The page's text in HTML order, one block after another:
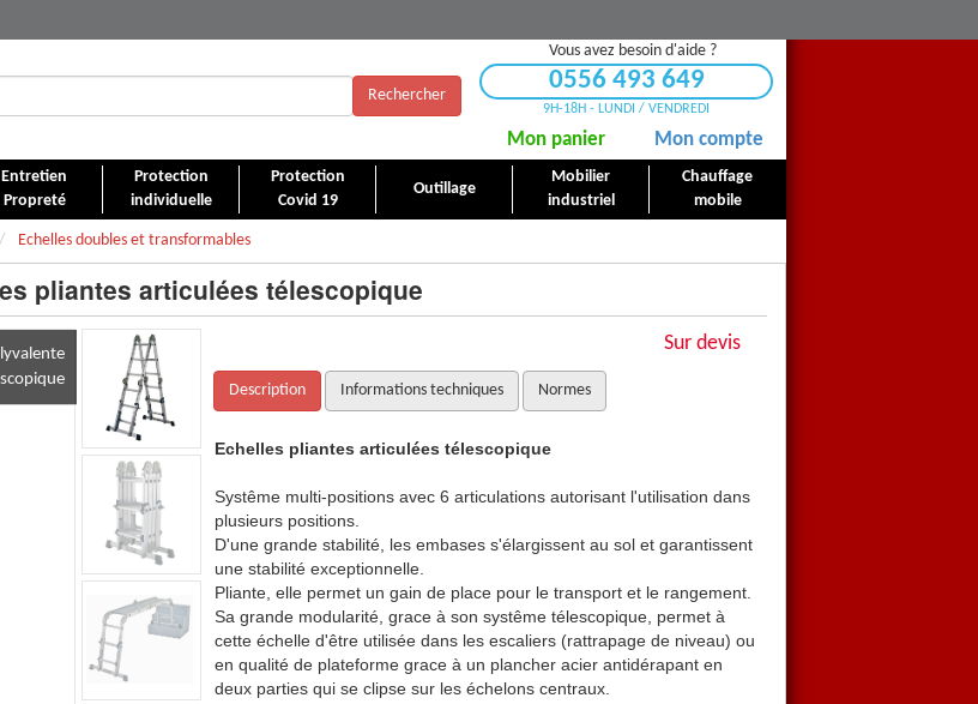
Rechercher
Vous avez besoin d'aide ?
0556 493 649
9H-18H - LUNDI / VENDREDI
Mon panier Mon compte
Entretien
Propreté
Protection
individuelle
Protection
Covid 19
Outillage
Mobilier
industriel
Chauffage
mobile
Echelles doubles et transformables
pliantes articulées télescopique
Sur devis
Description Informations techniques Normes
l'utilisation dans
au sol et garantissent
et le rangement.
permet à
(rattrapage de niveau) ou
acier antidérapant en
Echelles pliantes articulées télescopique
Systême multi-positions avec 6 articulations autorisant l'utilisation dans
plusieurs positions.
D'une grande stabilité, les embases s'élargissent au sol et garantissent
une stabilité exceptionnelle.
Pliante, elle permet un gain de place pour le transport et le rangement.
Sa grande modularité, grace à son systême télescopique, permet à
cette échelle d'être utilisée dans les escaliers (rattrapage de niveau) ou
en qualité de plateforme grace à un plancher acier antidérapant en
deux parties qui se clipse sur les échelons centraux.